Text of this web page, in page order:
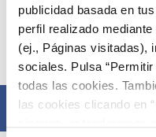
publicidad basada en
perfil realizado
(ej., Páginas visitadas),
sociales. Pulsa
todas las cookies.
las cookies clicando en
Facebook